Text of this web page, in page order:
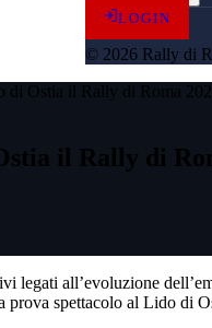
LOGIN
© 2026 Rally di
di Ostia il Rally di Roma
il Rally di
legati all’evoluzione
spettacolo al Lido di